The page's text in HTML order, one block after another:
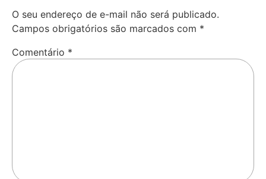
O seu endereço de e-mail não será publicado.
Campos obrigatórios são marcados com *
Comentário *